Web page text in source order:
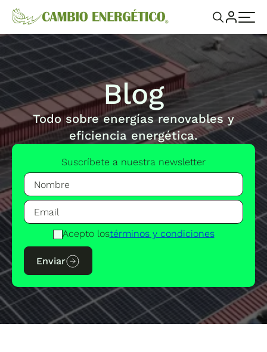
Blog
Todo sobre energías renovables y
eficiencia energética.
Suscríbete a nuestra newsletter
Acepto lostérminos y condiciones
Enviar